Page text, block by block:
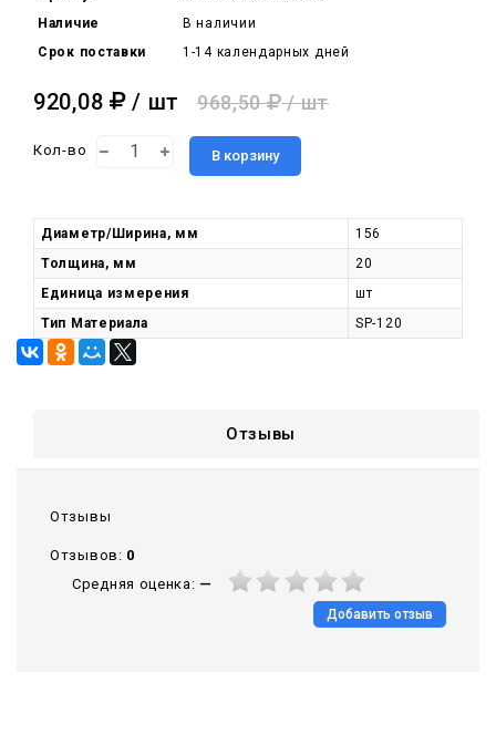
Наличие
В наличии
Срок поставки
1-14 календарных дней
920,08 / шт 968,50 / шт
Кол-во В корзину
Диаметр/Ширина, мм
156
Толщина, мм
20
Единица измерения
шт
Тип Материала
SP-120
Отзывы
Отзывы
Отзывов: 0
Средняя оценка: —
Добавить отзыв